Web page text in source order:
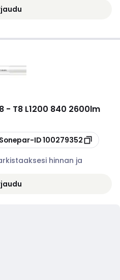
- T8 L1200 840 2600lm
Sonepar-ID100279352
hinnan ja